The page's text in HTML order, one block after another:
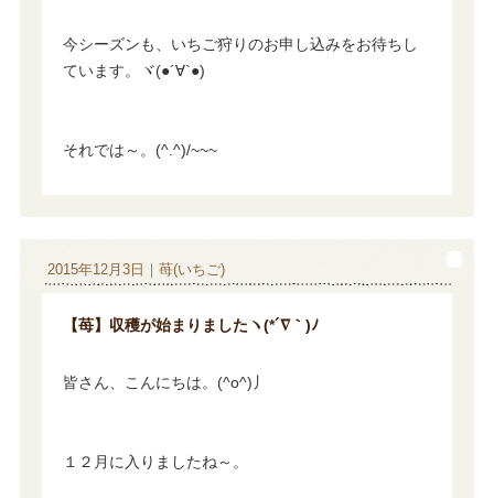
今シーズンも、いちご狩りのお申し込みをお待ちし
ています。ヾ(●´∀`●)
それでは～。(^.^)/~~~
2015年12月3日｜苺(いちご)
【苺】収穫が始まりましたヽ(*´∇｀)ﾉ
皆さん、こんにちは。(^o^)丿
１２月に入りましたね～。